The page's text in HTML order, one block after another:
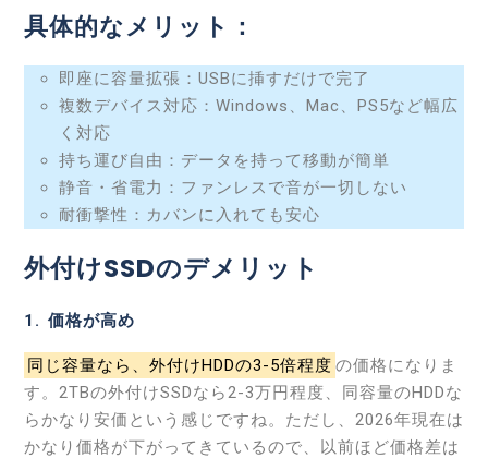
具体的なメリット：
即座に容量拡張：USBに挿すだけで完了
複数デバイス対応：Windows、Mac、PS5など幅広
く対応
持ち運び自由：データを持って移動が簡単
静音・省電力：ファンレスで音が一切しない
耐衝撃性：カバンに入れても安心
外付けSSDのデメリット
1. 価格が高め
同じ容量なら、外付けHDDの3-5倍程度 の価格になりま
す。2TBの外付けSSDなら2-3万円程度、同容量のHDDな
らかなり安価という感じですね。ただし、2026年現在は
かなり価格が下がってきているので、以前ほど価格差は